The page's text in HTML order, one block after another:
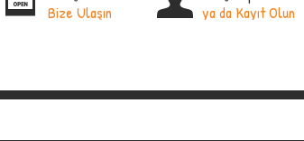
Bize Ulaşın ya da Kayıt Olun